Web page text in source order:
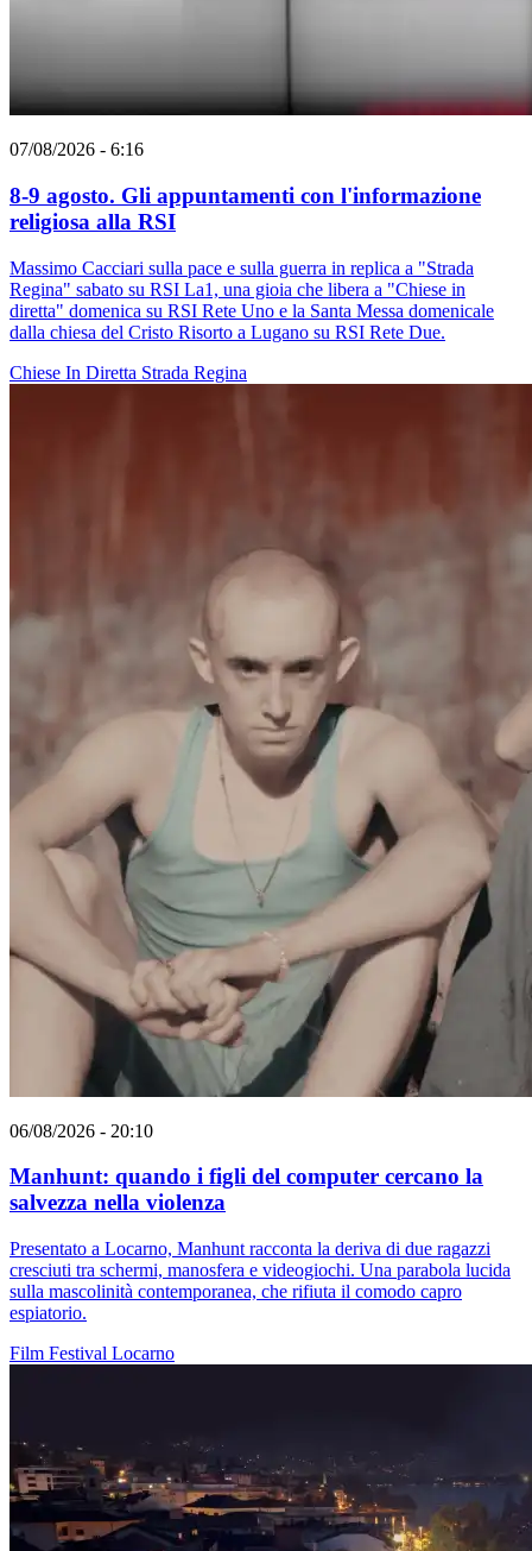
07/08/2026 - 6:16
8-9 agosto. Gli appuntamenti con l'informazione
religiosa alla RSI
Massimo Cacciari sulla pace e sulla guerra in replica a "Strada
Regina" sabato su RSI La1, una gioia che libera a "Chiese in
diretta" domenica su RSI Rete Uno e la Santa Messa domenicale
dalla chiesa del Cristo Risorto a Lugano su RSI Rete Due.
Chiese In Diretta Strada Regina
06/08/2026 - 20:10
Manhunt: quando i figli del computer cercano la
salvezza nella violenza
Presentato a Locarno, Manhunt racconta la deriva di due ragazzi
cresciuti tra schermi, manosfera e videogiochi. Una parabola lucida
sulla mascolinità contemporanea, che rifiuta il comodo capro
espiatorio.
Film Festival Locarno